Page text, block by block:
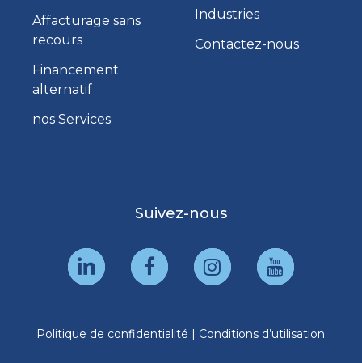
Affacturage sans
recours
Financement
alternatif
nos Services
Industries
Contactez-nous
Suivez-nous
Politique de confidentialité | Conditions d’utilisation